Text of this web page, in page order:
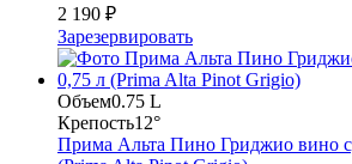
2 190 ₽
Зарезервировать
Объем0.75 L
Крепость12°
Прима Альта Пино Гриджио вино